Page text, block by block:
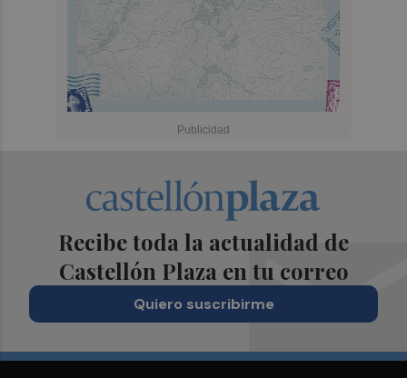
Recibe toda la actualidad de
Castellón Plaza en tu correo
Quiero suscribirme